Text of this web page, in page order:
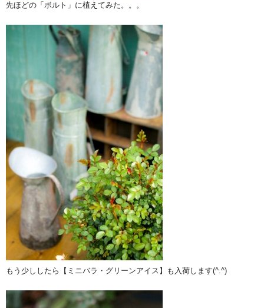
先ほどの「ボルト」に植えてみた。。。
もう少ししたら【ミニバラ・グリーンアイス】も入荷します(^.^)